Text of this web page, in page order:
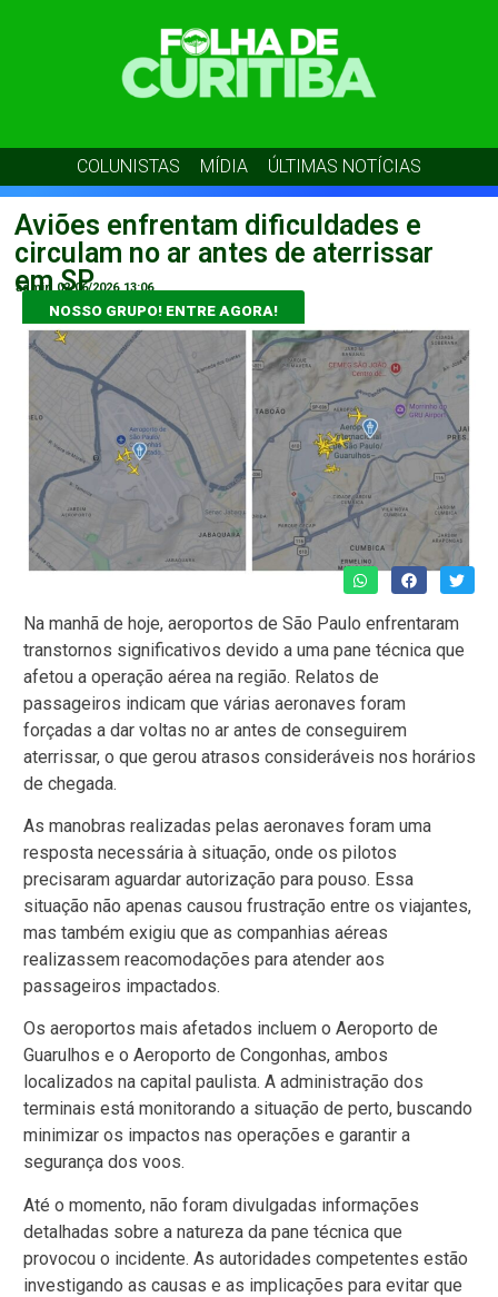
COLUNISTAS MÍDIA ÚLTIMAS NOTÍCIAS
Aviões enfrentam dificuldades e
circulam no ar antes de aterrissar
em SP
admin 02/06/2026 13:06
NOSSO GRUPO! ENTRE AGORA!
Na manhã de hoje, aeroportos de São Paulo enfrentaram
transtornos significativos devido a uma pane técnica que
afetou a operação aérea na região. Relatos de
passageiros indicam que várias aeronaves foram
forçadas a dar voltas no ar antes de conseguirem
aterrissar, o que gerou atrasos consideráveis nos horários
de chegada.
As manobras realizadas pelas aeronaves foram uma
resposta necessária à situação, onde os pilotos
precisaram aguardar autorização para pouso. Essa
situação não apenas causou frustração entre os viajantes,
mas também exigiu que as companhias aéreas
realizassem reacomodações para atender aos
passageiros impactados.
Os aeroportos mais afetados incluem o Aeroporto de
Guarulhos e o Aeroporto de Congonhas, ambos
localizados na capital paulista. A administração dos
terminais está monitorando a situação de perto, buscando
minimizar os impactos nas operações e garantir a
segurança dos voos.
Até o momento, não foram divulgadas informações
detalhadas sobre a natureza da pane técnica que
provocou o incidente. As autoridades competentes estão
investigando as causas e as implicações para evitar que